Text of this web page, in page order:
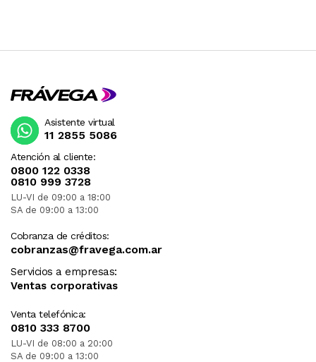
Atención al cliente:
0800 122 0338
0810 999 3728
LU-VI de 09:00 a 18:00
SA de 09:00 a 13:00
Cobranza de créditos:
cobranzas@fravega.com.ar
Servicios a empresas:
Ventas corporativas
Venta telefónica:
0810 333 8700
LU-VI de 08:00 a 20:00
SA de 09:00 a 13:00
Asistente virtual
11 2855 5086